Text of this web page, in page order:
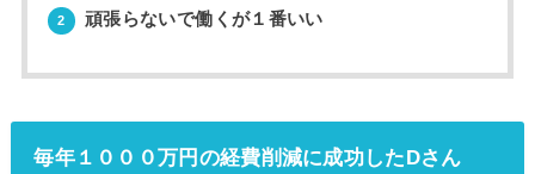
2 頑張らないで働くが１番いい
毎年１０００万円の経費削減に成功したDさん